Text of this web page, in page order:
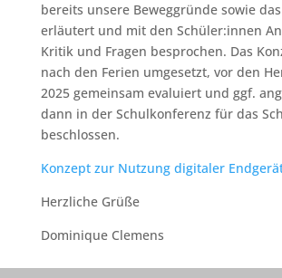
bereits unsere Beweggründe sowie
erläutert und mit den Schüler:innen
Kritik und Fragen besprochen. Das
nach den Ferien umgesetzt, vor den
2025 gemeinsam evaluiert und ggf.
dann in der Schulkonferenz für das
beschlossen.
Konzept zur Nutzung digitaler
Herzliche Grüße
Dominique Clemens